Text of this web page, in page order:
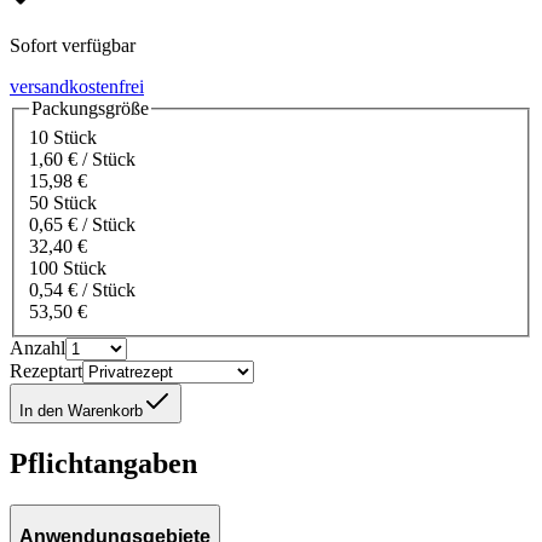
Sofort verfügbar
versandkostenfrei
Packungsgröße
10 Stück
1,60 € / Stück
15,98 €
50 Stück
0,65 € / Stück
32,40 €
100 Stück
0,54 € / Stück
53,50 €
Anzahl
Rezeptart
In den Warenkorb
Pflichtangaben
Anwendungsgebiete